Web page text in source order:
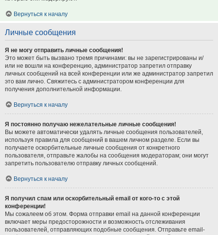
Вернуться к началу
Личные сообщения
Я не могу отправить личные сообщения!
Это может быть вызвано тремя причинами: вы не зарегистрированы и/
или не вошли на конференцию, администратор запретил отправку
личных сообщений на всей конференции или же администратор запретил
это вам лично. Свяжитесь с администратором конференции для
получения дополнительной информации.
Вернуться к началу
Я постоянно получаю нежелательные личные сообщения!
Вы можете автоматически удалять личные сообщения пользователей,
используя правила для сообщений в вашем личном разделе. Если вы
получаете оскорбительные личные сообщения от конкретного
пользователя, отправьте жалобы на сообщения модераторам; они могут
запретить пользователю отправку личных сообщений.
Вернуться к началу
Я получил спам или оскорбительный email от кого-то с этой
конференции!
Мы сожалеем об этом. Форма отправки email на данной конференции
включает меры предосторожности и возможность отслеживания
пользователей, отправляющих подобные сообщения. Отправьте email-